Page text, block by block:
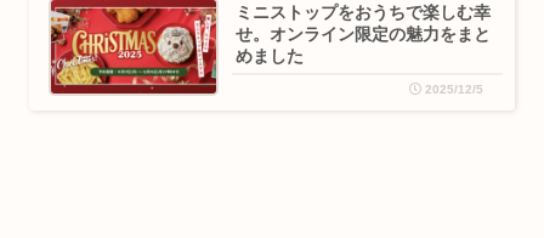
ミニストップをおうちで楽しむ幸
せ。オンライン限定の魅力をまと
めました
2025/12/5